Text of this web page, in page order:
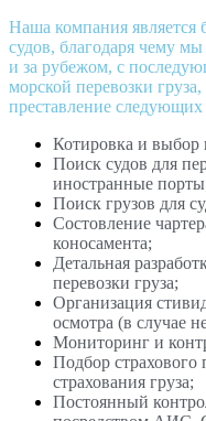
Наша компания
судов, благодаря чему
и за рубежом, с
морской перевозки
преставление
Котировка и выбор
Поиск судов для
иностранные
Поиск грузов для
Состовление
коносамента;
Детальная
перевозки груза;
Организация
осмотра (в случае
Мониторинг и
Подбор страхового
страхования груза;
Постоянный